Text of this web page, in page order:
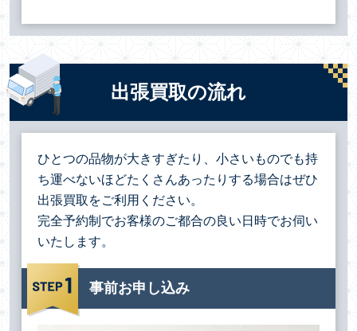
出張買取の流れ
ひとつの品物が大きすぎたり、小さいものでも持
ち運べないほどたくさんあったりする場合はぜひ
出張買取をご利用ください。
完全予約制でお客様のご都合の良い日時でお伺い
いたします。
事前お申し込み